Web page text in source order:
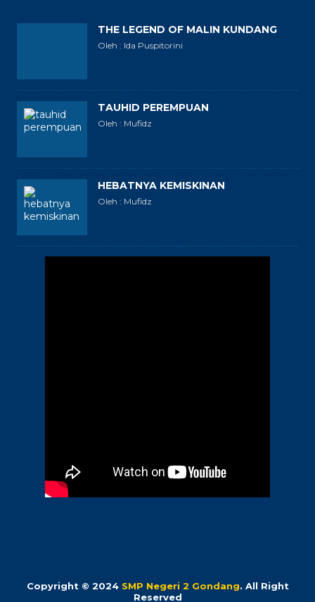
THE LEGEND OF MALIN KUNDANG
Oleh : Ida Puspitorini
TAUHID PEREMPUAN
Oleh : Mufidz
HEBATNYA KEMISKINAN
Oleh : Mufidz
Copyright © 2024 SMP Negeri 2 Gondang. All Right
Reserved